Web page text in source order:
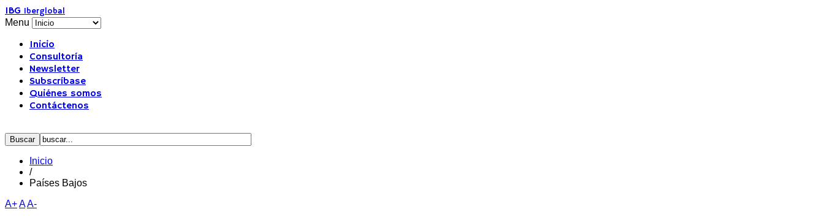
IBG Iberglobal
Menu
Inicio
Consultoría
Newsletter
Subscríbase
Quiénes somos
Contáctenos
Inicio
/
Países Bajos
A+AA-